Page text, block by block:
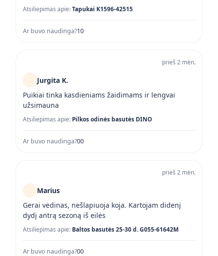
Atsiliepimas apie:Tapukai K1596-42515
Ar buvo naudinga?10
prieš 2 mėn.
Jurgita K.
Puikiai tinka kasdieniams žaidimams ir lengvai
užsimauna
Atsiliepimas apie: Pilkos odinės basutės DINO
Ar buvo naudinga?00
prieš 2 mėn.
Marius
Gerai vėdinas, nešlapiuoja koja. Kartojam didenį
dydį antrą sezoną iš eilės
Atsiliepimas apie: Baltos basutės 25-30 d. G055-61642M
Ar buvo naudinga?00